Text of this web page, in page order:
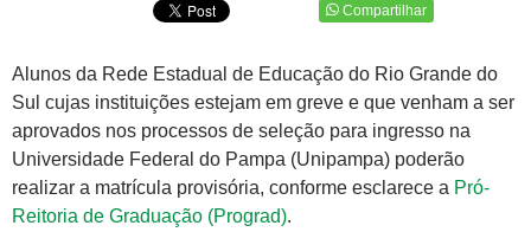
Compartilhar
Alunos da Rede Estadual de Educação do Rio Grande do
Sul cujas instituições estejam em greve e que venham a ser
aprovados nos processos de seleção para ingresso na
Universidade Federal do Pampa (Unipampa) poderão
realizar a matrícula provisória, conforme esclarece a Pró-
Reitoria de Graduação (Prograd).